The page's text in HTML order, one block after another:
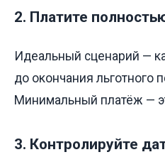
2. Платите
Идеальный сценарий —
до окончания льготного
Минимальный платёж —
3. Контролируйте